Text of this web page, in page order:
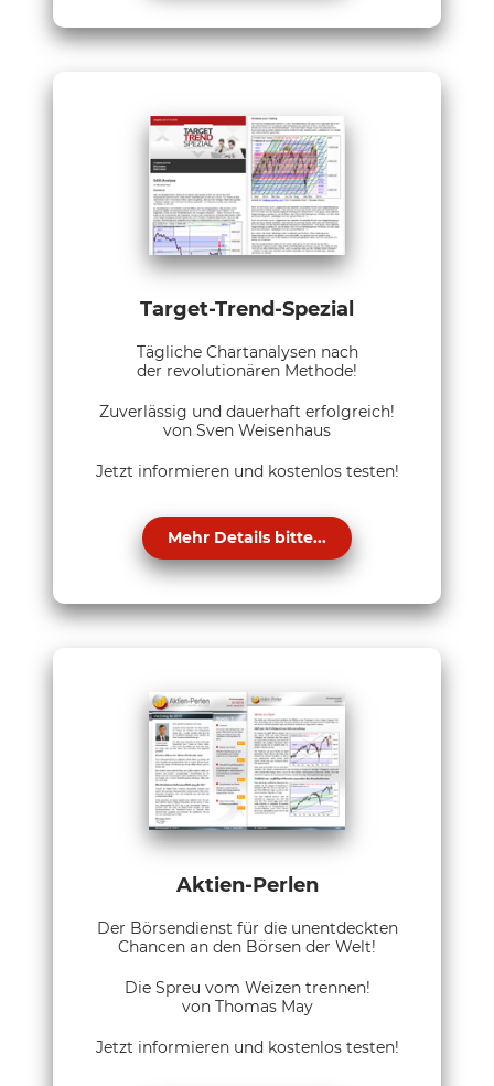
Target-Trend-Spezial
Tägliche Chartanalysen nach
der revolutionären Methode!
Zuverlässig und dauerhaft erfolgreich!
von Sven Weisenhaus
Jetzt informieren und kostenlos testen!
Mehr Details bitte...
Aktien-Perlen
Der Börsendienst für die unentdeckten
Chancen an den Börsen der Welt!
Die Spreu vom Weizen trennen!
von Thomas May
Jetzt informieren und kostenlos testen!